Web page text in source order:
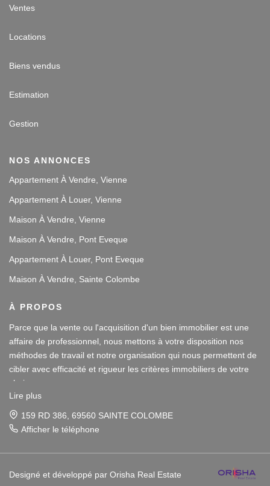
Ventes
Locations
Biens vendus
Estimation
Gestion
NOS ANNONCES
Appartement À Vendre, Vienne
Appartement À Louer, Vienne
Maison À Vendre, Vienne
Maison À Vendre, Pont Eveque
Appartement À Louer, Pont Eveque
Maison À Vendre, Sainte Colombe
À PROPOS
Parce que la vente ou l'acquisition d'un bien immobilier est une
affaire de professionnel, nous mettons à votre disposition nos
méthodes de travail et notre organisation qui nous permettent de
cibler avec efficacité et rigueur les critères immobiliers de votre
choix.
Notre disponibilité et notre écoute au sein de nos agences
immobilières à Vienne et Sainte Colombe les Vienne, au Sud de
et agréable afin que votre investissement reste un plaisir.
Notre dynamisme et notre sérieux nous imposent pour votre plus
Lire plus
159 RD 386, 69560 SAINTE COLOMBE
Afficher le téléphone
affaire de professionnel, nous mettons à votre disposition nos
méthodes de travail et notre organisation qui nous permettent de